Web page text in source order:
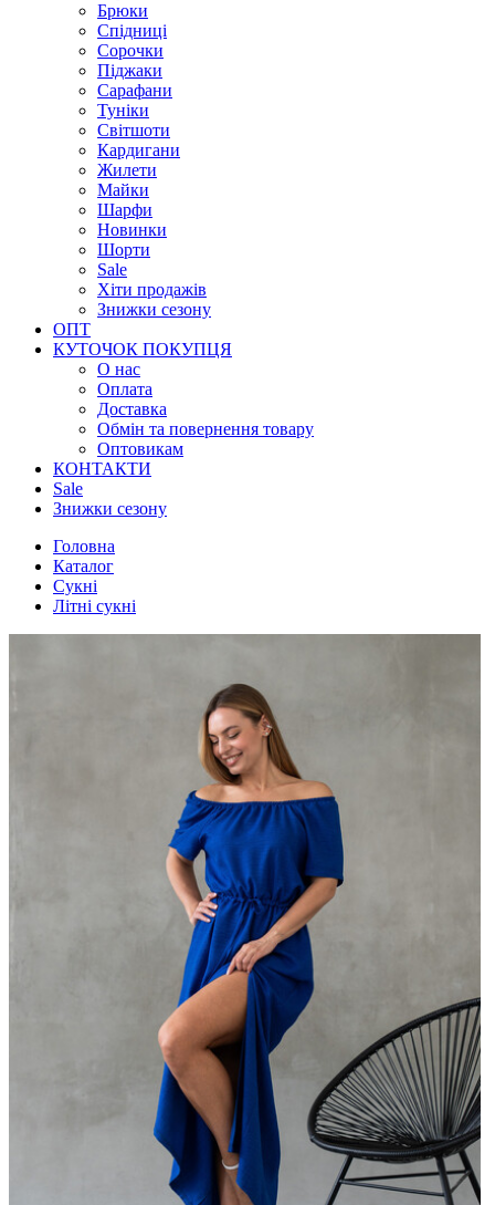
Брюки
Спідниці
Сорочки
Піджаки
Сарафани
Туніки
Світшоти
Кардигани
Жилети
Майки
Шарфи
Новинки
Шорти
Sale
Хіти продажів
Знижки сезону
ОПТ
КУТОЧОК ПОКУПЦЯ
О нас
Оплата
Доставка
Обмін та повернення товару
Оптовикам
КОНТАКТИ
Sale
Знижки сезону
Головна
Каталог
Сукні
Літні сукні